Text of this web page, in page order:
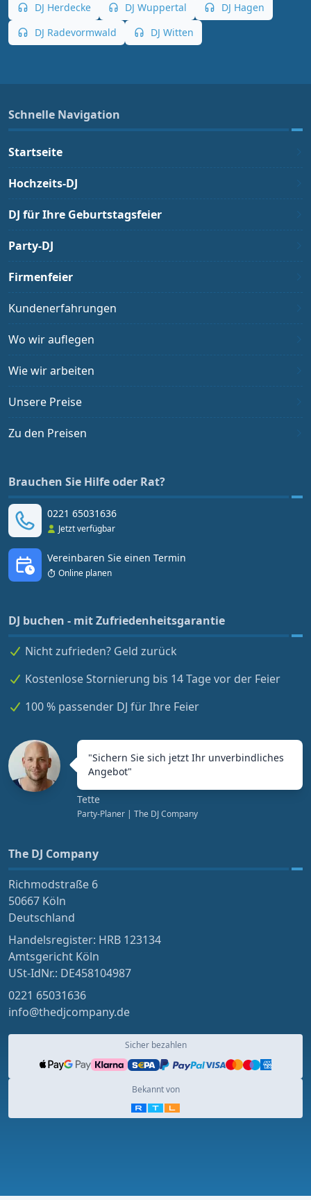
DJ Herdecke
DJ Wuppertal
DJ Hagen
DJ Radevormwald
DJ Witten
Schnelle Navigation
Startseite
Hochzeits-DJ
DJ für Ihre Geburtstagsfeier
Party-DJ
Firmenfeier
Kundenerfahrungen
Wo wir auflegen
Wie wir arbeiten
Unsere Preise
Zu den Preisen
Brauchen Sie Hilfe oder Rat?
0221 65031636
Jetzt verfügbar
Vereinbaren Sie einen Termin
Online planen
DJ buchen - mit Zufriedenheitsgarantie
Nicht zufrieden? Geld zurück
Kostenlose Stornierung bis 14 Tage vor der Feier
100 % passender DJ für Ihre Feier
"Sichern Sie sich jetzt Ihr unverbindliches
Angebot"
Tette
Party-Planer | The DJ Company
The DJ Company
Richmodstraße 6
50667 Köln
Deutschland
Handelsregister: HRB 123134
Amtsgericht Köln
USt-IdNr.: DE458104987
0221 65031636
info@thedjcompany.de
Sicher bezahlen
Bekannt von